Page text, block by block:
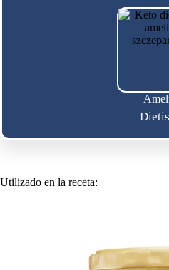
Utilizado en la receta: